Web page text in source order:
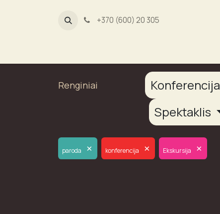
+370 (600) 20 305
Renginiai Konferencija
Spektaklis
paroda × konferencija × Ekskursija ×